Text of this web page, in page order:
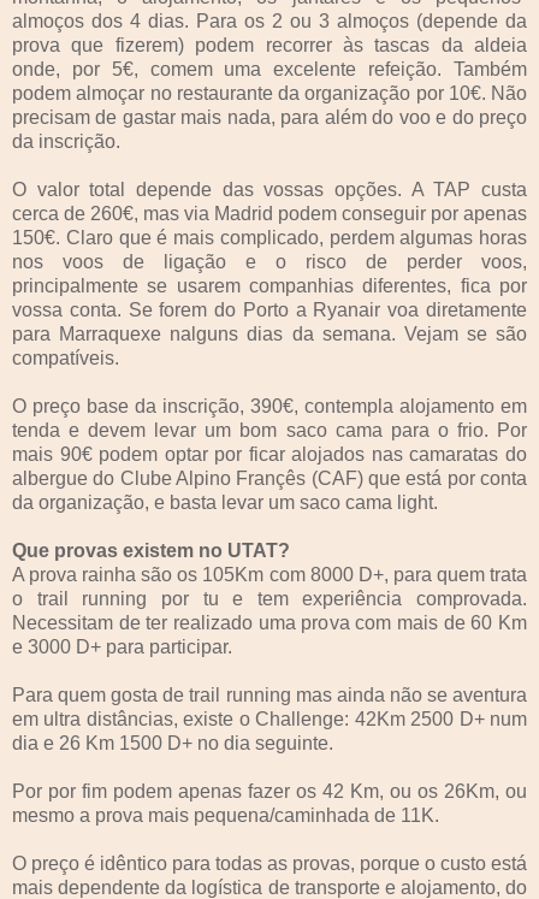
almoços dos 4 dias. Para os 2 ou 3 almoços (depende da
prova que fizerem) podem recorrer às tascas da aldeia
onde, por 5€, comem uma excelente refeição. Também
podem almoçar no restaurante da organização por 10€. Não
precisam de gastar mais nada, para além do voo e do preço
da inscrição.
O valor total depende das vossas opções. A TAP custa
cerca de 260€, mas via Madrid podem conseguir por apenas
150€. Claro que é mais complicado, perdem algumas horas
nos voos de ligação e o risco de perder voos,
principalmente se usarem companhias diferentes, fica por
vossa conta. Se forem do Porto a Ryanair voa diretamente
para Marraquexe nalguns dias da semana. Vejam se são
compatíveis.
O preço base da inscrição, 390€, contempla alojamento em
tenda e devem levar um bom saco cama para o frio. Por
mais 90€ podem optar por ficar alojados nas camaratas do
albergue do Clube Alpino Françês (CAF) que está por conta
da organização, e basta levar um saco cama light.
Que provas existem no UTAT?
A prova rainha são os 105Km com 8000 D+, para quem trata
o trail running por tu e tem experiência comprovada.
Necessitam de ter realizado uma prova com mais de 60 Km
e 3000 D+ para participar.
Para quem gosta de trail running mas ainda não se aventura
em ultra distâncias, existe o Challenge: 42Km 2500 D+ num
dia e 26 Km 1500 D+ no dia seguinte.
Por por fim podem apenas fazer os 42 Km, ou os 26Km, ou
mesmo a prova mais pequena/caminhada de 11K.
O preço é idêntico para todas as provas, porque o custo está
mais dependente da logística de transporte e alojamento, do